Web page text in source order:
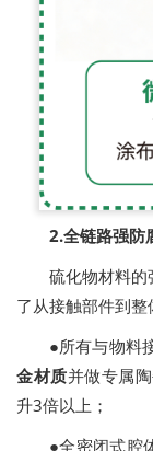
2.全链路强防
硫化物材料
了从接触部件到整
●所有与物料
金材质并做专属
升3倍以上；
●全密闭式腔